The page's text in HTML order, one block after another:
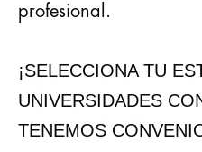
profesional.
¡SELECCIONA TU
UNIVERSIDADES
TENEMOS